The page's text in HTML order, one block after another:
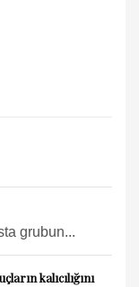
grubun...
kalıcılığını